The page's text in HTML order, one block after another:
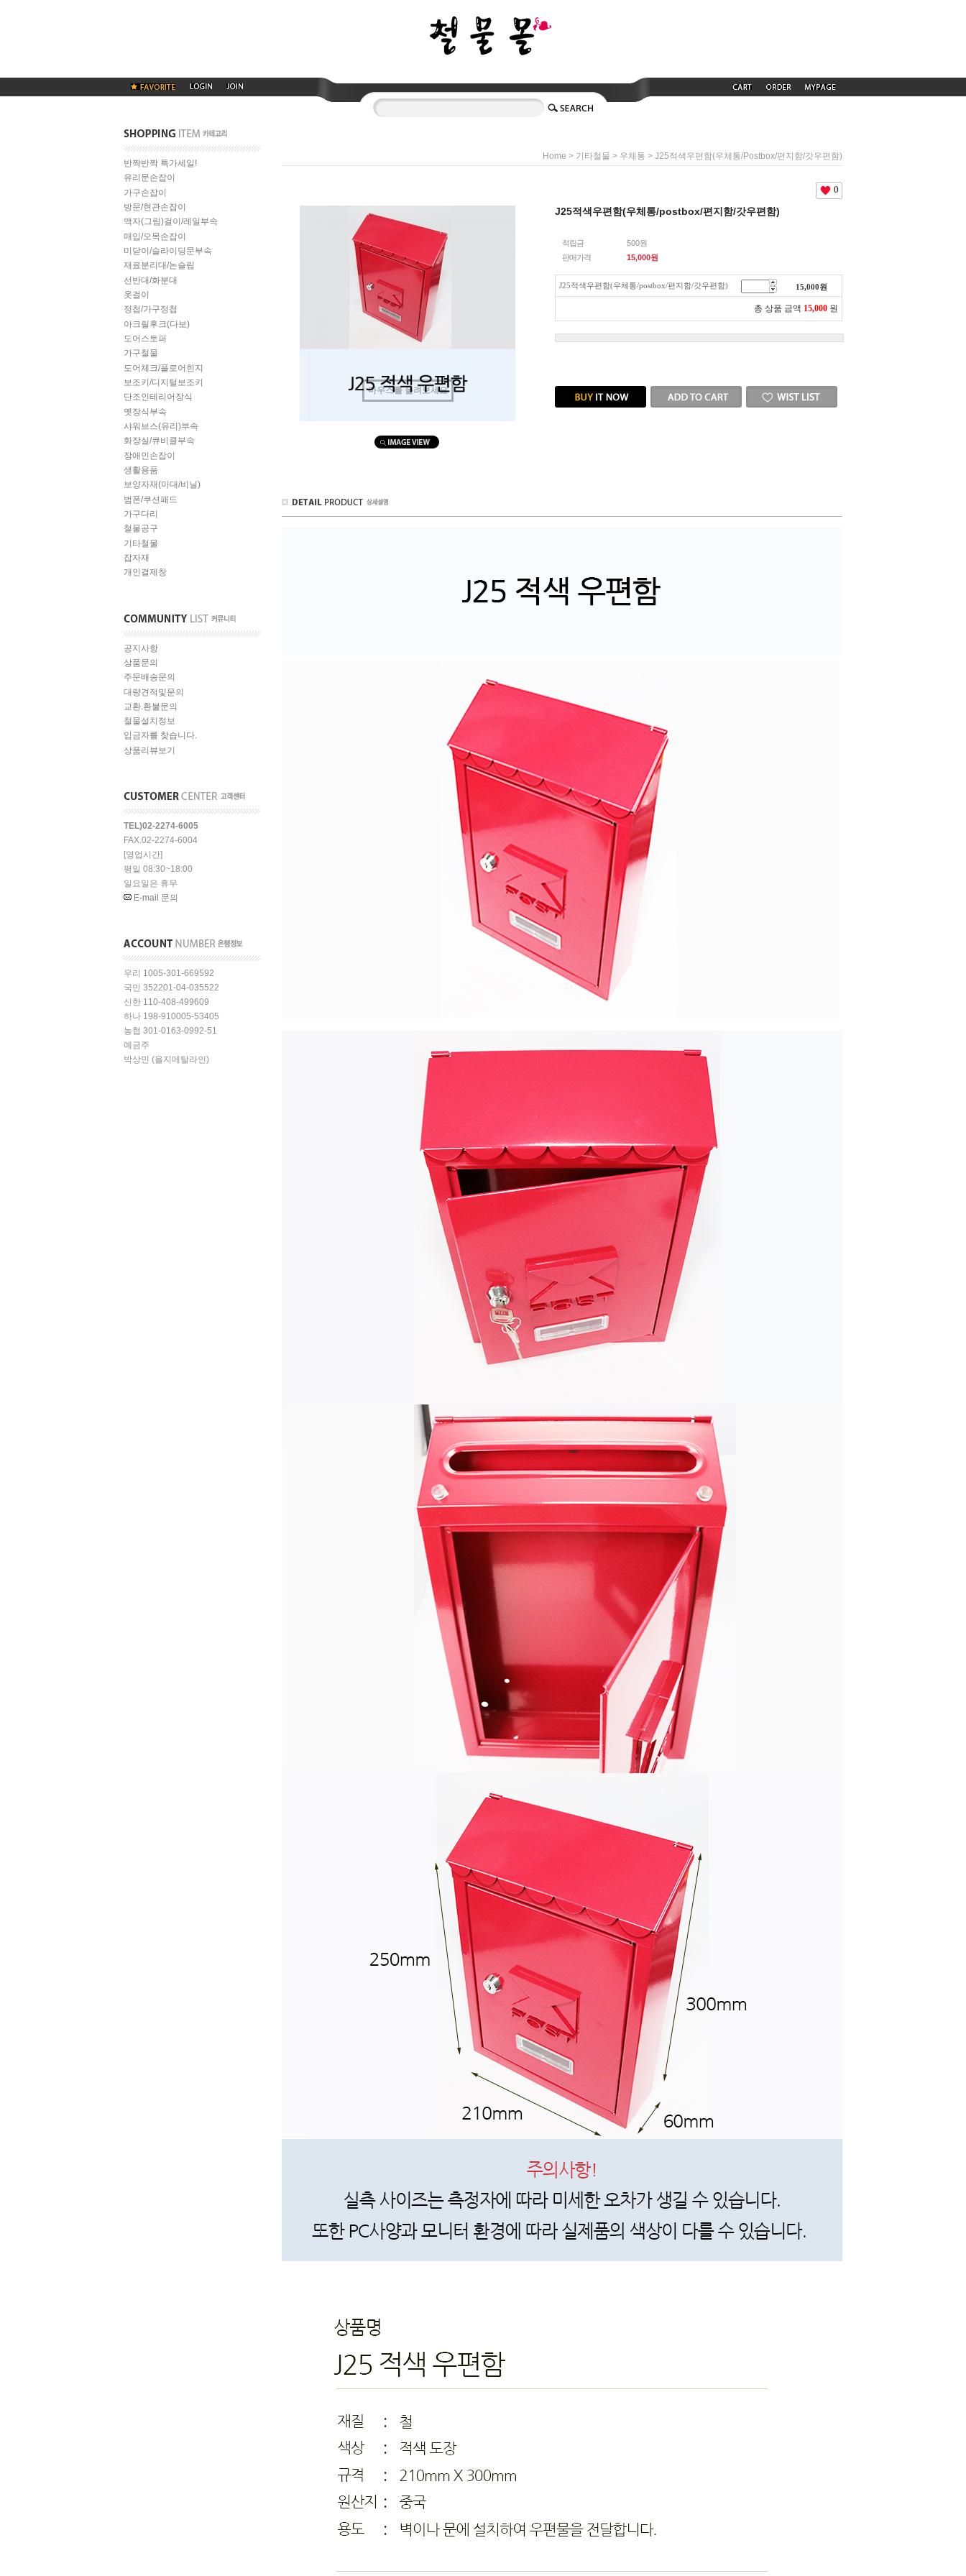
반짝반짝 특가세일!
유리문손잡이
가구손잡이
방문/현관손잡이
액자(그림)걸이/레일부속
매입/오목손잡이
미닫이/슬라이딩문부속
재료분리대/논슬립
선반대/화분대
옷걸이
정첩/가구정첩
아크릴후크(다보)
도어스토퍼
가구철물
도어체크/플로어힌지
보조키/디지털보조키
단조인테리어장식
옛장식부속
샤워브스(유리)부속
화장실/큐비클부속
장애인손잡이
생활용품
보양자재(마대/비닐)
범폰/쿠션패드
가구다리
철물공구
기타철물
잡자재
개인결제창
공지사항
상품문의
주문배송문의
대량견적및문의
교환.환불문의
철물설치정보
입금자를 찾습니다.
상품리뷰보기
TEL)02-2274-6005
FAX.02-2274-6004
[영업시간]
평일 08:30~18:00
일요일은 휴무
E-mail 문의
우리 1005-301-669592
국민 352201-04-035522
신한 110-408-499609
하나 198-910005-53405
농협 301-0163-0992-51
예금주
박상민 (을지메탈라인)
Home > 기타철물 > 우체통 > J25적색우편함(우체통/postbox/편지함/갓우편함)
마우스를 올려보세요
0
J25적색우편함(우체통/postbox/편지함/갓우편함)
적립금
500원
판매가격
15,000원
J25적색우편함(우체통/postbox/편지함/갓우편함) 15,000원
총 상품 금액 15,000 원